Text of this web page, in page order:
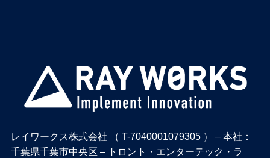
レイワークス株式会社 （ T-7040001079305 ） – 本社：
千葉県千葉市中央区 – トロント・エンターテック・ラ